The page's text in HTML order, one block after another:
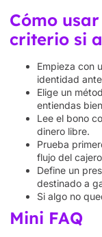
Cómo
criterio si
Empieza con
identidad
Elige un
entiendas
Lee el bono
dinero libre.
Prueba
flujo del
Define un
destinado a
Si algo no
Mini FAQ